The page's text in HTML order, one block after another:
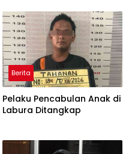
Berita
Pelaku Pencabulan Anak di
Labura Ditangkap